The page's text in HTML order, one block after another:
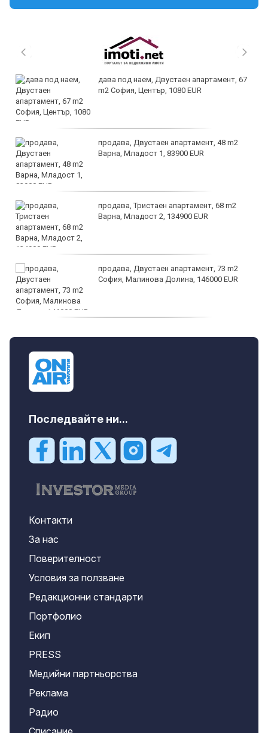
дава под наем, Двустаен апартамент, 67
m2 София, Център, 1080 EUR
продава, Двустаен апартамент, 48 m2
Варна, Младост 1, 83900 EUR
продава, Тристаен апартамент, 68 m2
Варна, Младост 2, 134900 EUR
продава, Двустаен апартамент, 73 m2
София, Малинова Долина, 146000 EUR
Последвайте ни...
Контакти
За нас
Поверителност
Условия за ползване
Редакционни стандарти
Портфолио
Екип
PRESS
Медийни партньорства
Реклама
Радио